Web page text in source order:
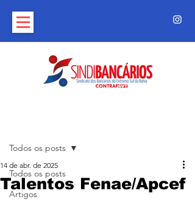
Todos os posts
Artigos
Todos os posts
Talentos Fenae/Apcef
14 de abr. de 2025